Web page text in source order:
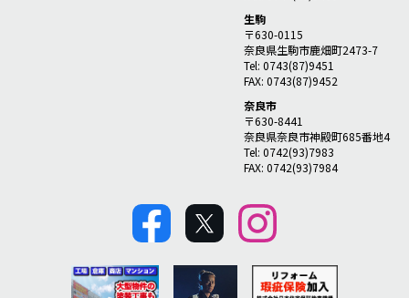
生駒
〒630-0115
奈良県生駒市鹿畑町2473-7
Tel: 0743(87)9451
FAX: 0743(87)9452
奈良市
〒630-8441
奈良県奈良市神殿町685番地4
Tel: 0742(93)7983
FAX: 0742(93)7984